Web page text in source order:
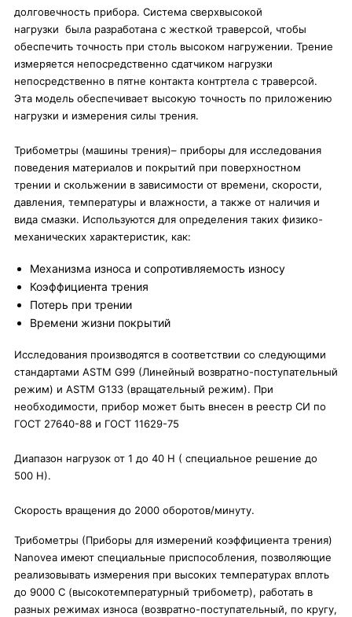
долговечность прибора. Система сверхвысокой
нагрузки была разработана с жесткой траверсой, чтобы
обеспечить точность при столь высоком нагружении. Трение
измеряется непосредственно сдатчиком нагрузки
непосредственно в пятне контакта контртела с траверсой.
Эта модель обеспечивает высокую точность по приложению
нагрузки и измерения силы трения.
Трибометры (машины трения)– приборы для исследования
поведения материалов и покрытий при поверхностном
трении и скольжении в зависимости от времени, скорости,
давления, температуры и влажности, а также от наличия и
вида смазки. Используются для определения таких физико-
механических характеристик, как:
Механизма износа и сопротивляемость износу
Коэффициента трения
Потерь при трении
Времени жизни покрытий
Исследования производятся в соответствии со следующими
стандартами ASTM G99 (Линейный возвратно-поступательный
режим) и ASTM G133 (вращательный режим). При
необходимости, прибор может быть внесен в реестр СИ по
ГОСТ 27640-88 и ГОСТ 11629-75
Диапазон нагрузок от 1 до 40 H ( специальное решение до
500 H).
Скорость вращения до 2000 оборотов/минуту.
Трибометры (Приборы для измерений коэффициента трения)
Nanovea имеют специальные приспособления, позволяющие
реализовывать измерения при высоких температурах вплоть
до 9000 С (высокотемпературный трибометр), работать в
разных режимах износа (возвратно-поступательный, по кругу,